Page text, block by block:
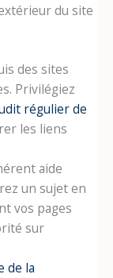
du site
des sites
Privilégiez
régulier de
les liens
aide
un sujet en
vos pages
sur
de la